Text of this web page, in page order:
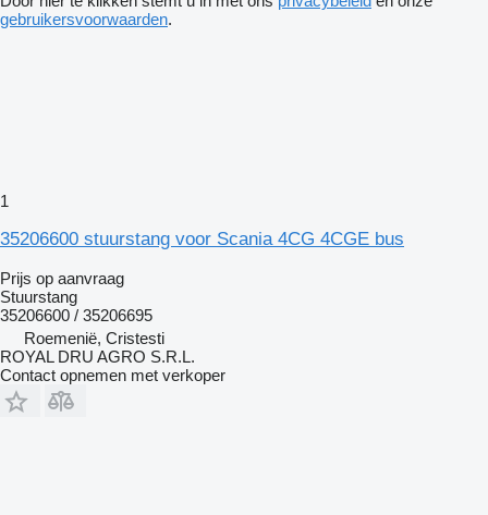
gebruikersvoorwaarden.
1
35206600 stuurstang voor Scania 4CG 4CGE bus
Prijs op aanvraag
Stuurstang
35206600 / 35206695
Roemenië, Cristesti
ROYAL DRU AGRO S.R.L.
Contact opnemen met verkoper